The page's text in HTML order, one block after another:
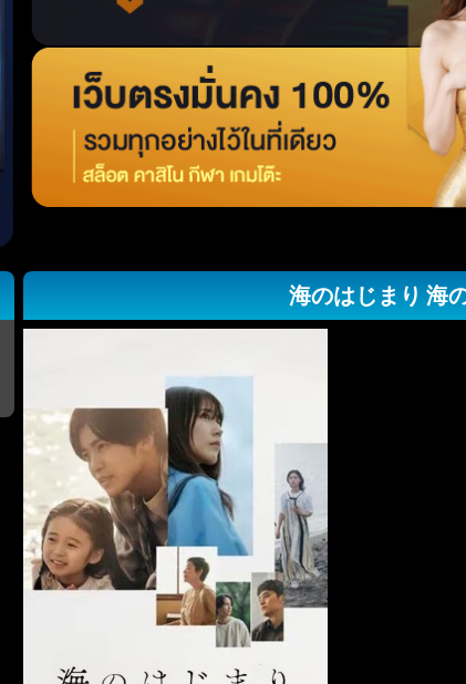
海のはじまり 海